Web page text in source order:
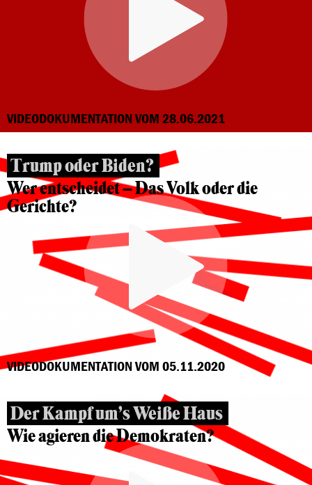
VIDEODOKUMENTATION VOM 28.06.2021
Trump oder Biden?
Wer entscheidet – Das Volk oder die
Gerichte?
VIDEODOKUMENTATION VOM 05.11.2020
Der Kampf um’s Weiße Haus
Wie agieren die Demokraten?